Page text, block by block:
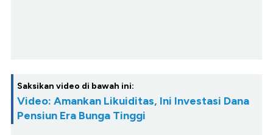
Saksikan video di bawah ini:
Video: Amankan Likuiditas, Ini Investasi Dana
Pensiun Era Bunga Tinggi